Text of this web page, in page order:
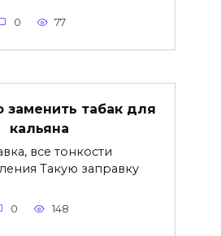
0 77
табак для
кальяна
все тонкости
Такую заправку
0 148